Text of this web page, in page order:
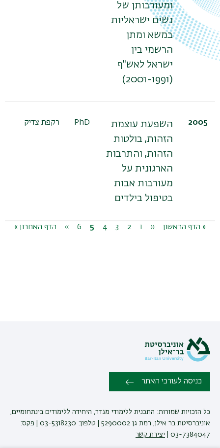
ומעורבותן של
נשים ישראליות
במשא ומתן
הרשמי בין
ישראל לאש"ף
(2001-1991)
2005
השפעת עוצמת
הזהות, בולטות
הזהות, והתרבות
הארגונית על
מעורבות אבות
בטיפול בילדים
PhD רקפת צדיק
דפדוף
דף
« הדף הראשון
העמוד
‹‹ דף1 דף
2 דף
3 דף
4
דף
5 דף
6
הדף
››
הדף
הדף האחרון »
כניסה לעורכי האתר
כל הזכויות שמורות: התכנית ללימודי מגדר, היחידה ללימודים בינתחומיים,
אוניברסיטת בר אילן, רמת גן 5290002 | טלפון: 03-5318230 | פקס:
03-7384047 |
יצירת קשר